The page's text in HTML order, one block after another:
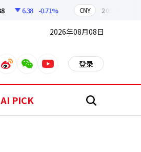
6.38 -0.71% CNY 209.17
2026年08月08日
weiboweixinyoutube 登录
AI PICK 搜